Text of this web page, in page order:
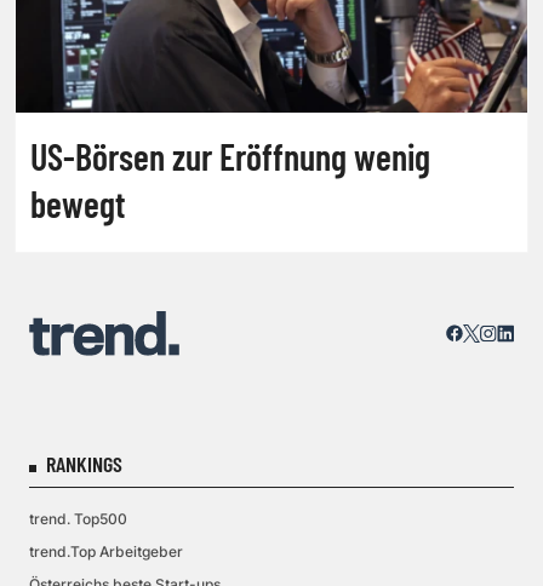
US-Börsen zur Eröffnung wenig
bewegt
RANKINGS
trend. Top500
trend.Top Arbeitgeber